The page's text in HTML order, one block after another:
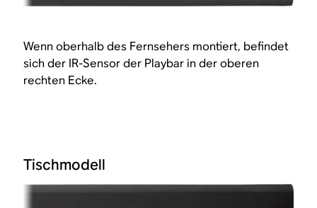
Wenn oberhalb des Fernsehers montiert, befindet
sich der IR-Sensor der Playbar in der oberen
rechten Ecke.
Tischmodell